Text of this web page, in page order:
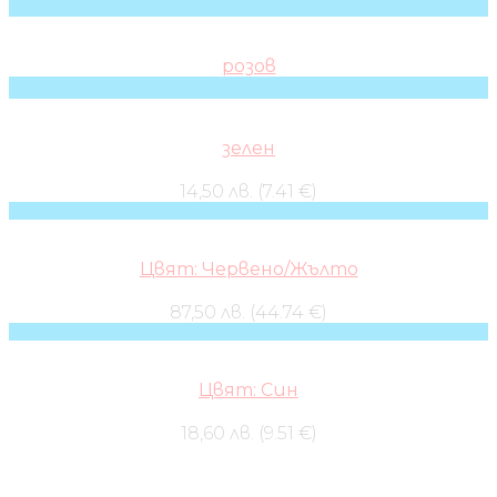
розов
зелен
14,50 лв. (7.41 €)
Цвят: Червено/Жълто
87,50 лв. (44.74 €)
Цвят: Син
18,60 лв. (9.51 €)